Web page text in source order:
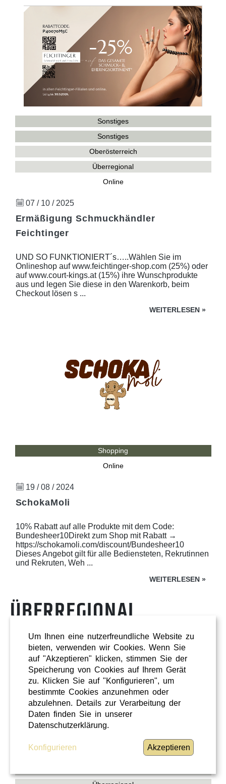
Sonstiges
Sonstiges
Oberösterreich
Überregional
Online
07 / 10 / 2025
Ermäßigung Schmuckhändler
Feichtinger
UND SO FUNKTIONIERT´s…..Wählen Sie im
Onlineshop auf www.feichtinger-shop.com (25%) oder
auf www.court-kings.at (15%) ihre Wunschprodukte
aus und legen Sie diese in den Warenkorb, beim
Checkout lösen s ...
WEITERLESEN »
Shopping
Online
19 / 08 / 2024
SchokaMoli
10% Rabatt auf alle Produkte mit dem Code:
Bundesheer10Direkt zum Shop mit Rabatt →
https://schokamoli.com/discount/Bundesheer10
Dieses Angebot gilt für alle Bediensteten, Rekrutinnen
und Rekruten, Weh ...
WEITERLESEN »
ÜBERREGIONAL
Um Ihnen eine nutzerfreundliche Website zu
bieten, verwenden wir Cookies. Wenn Sie
auf "Akzeptieren" klicken, stimmen Sie der
Speicherung von Cookies auf Ihrem Gerät
zu. Klicken Sie auf "Konfigurieren", um
bestimmte Cookies anzunehmen oder
abzulehnen. Details zur Verarbeitung der
Daten finden Sie in unserer
Datenschutzerklärung.
Konfigurieren Akzeptieren